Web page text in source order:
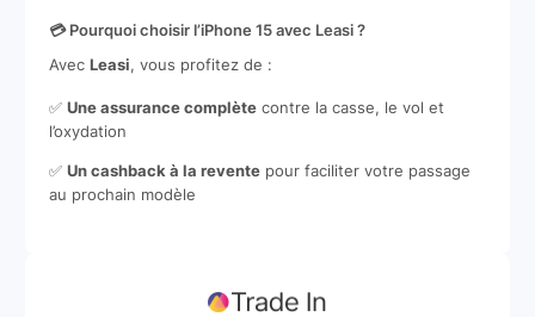
💳 Pourquoi choisir l’iPhone 15 avec Leasi ?
Avec Leasi, vous profitez de :
✅ Une assurance complètecontre la casse, le vol et
l’oxydation
✅ Un cashback à la reventepour faciliter votre passage
au prochain modèle